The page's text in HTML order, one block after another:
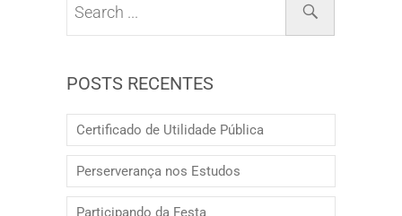
POSTS RECENTES
Certificado de Utilidade Pública
Perserverança nos Estudos
Participando da Festa